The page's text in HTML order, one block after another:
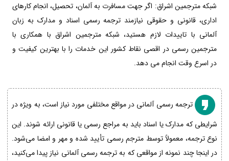
شبکه مترجمین اشراق: اگر جهت مسافرت به آلمان، تحصیل، انجام کارهای
اداری، قانونی و حقوقی نیازمند ترجمه رسمی اسناد و مدارک به زبان
آلمانی با تاییدات لازم هستید، شبکه مترجمین اشراق با همکاری با
مترجمین رسمی در اقصی نقاط کشور این خدمات را با بهترین کیفیت و
در اسرع وقت انجام می دهد.
ترجمه رسمی آلمانی در مواقع مختلفی مورد نیاز است، به ویژه در
شرایطی که مدارک یا اسناد باید به مراجع رسمی یا قانونی ارائه شوند. این
نوع ترجمه، معمولاً توسط مترجم رسمی تأیید شده و مهر و امضا می‌شود.
در اینجا چند نمونه از مواقعی که به ترجمه رسمی آلمانی نیاز پیدا می‌کنید،